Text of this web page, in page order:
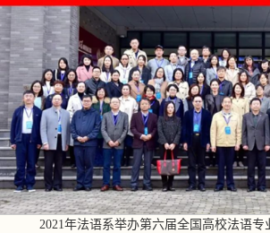
2021年法语系举办第六届全国高校法语